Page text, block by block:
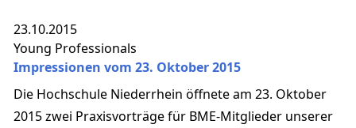
23.10.2015
Young Professionals
Impressionen vom 23. Oktober 2015
Die Hochschule Niederrhein öffnete am 23. Oktober
2015 zwei Praxisvorträge für BME-Mitglieder unserer